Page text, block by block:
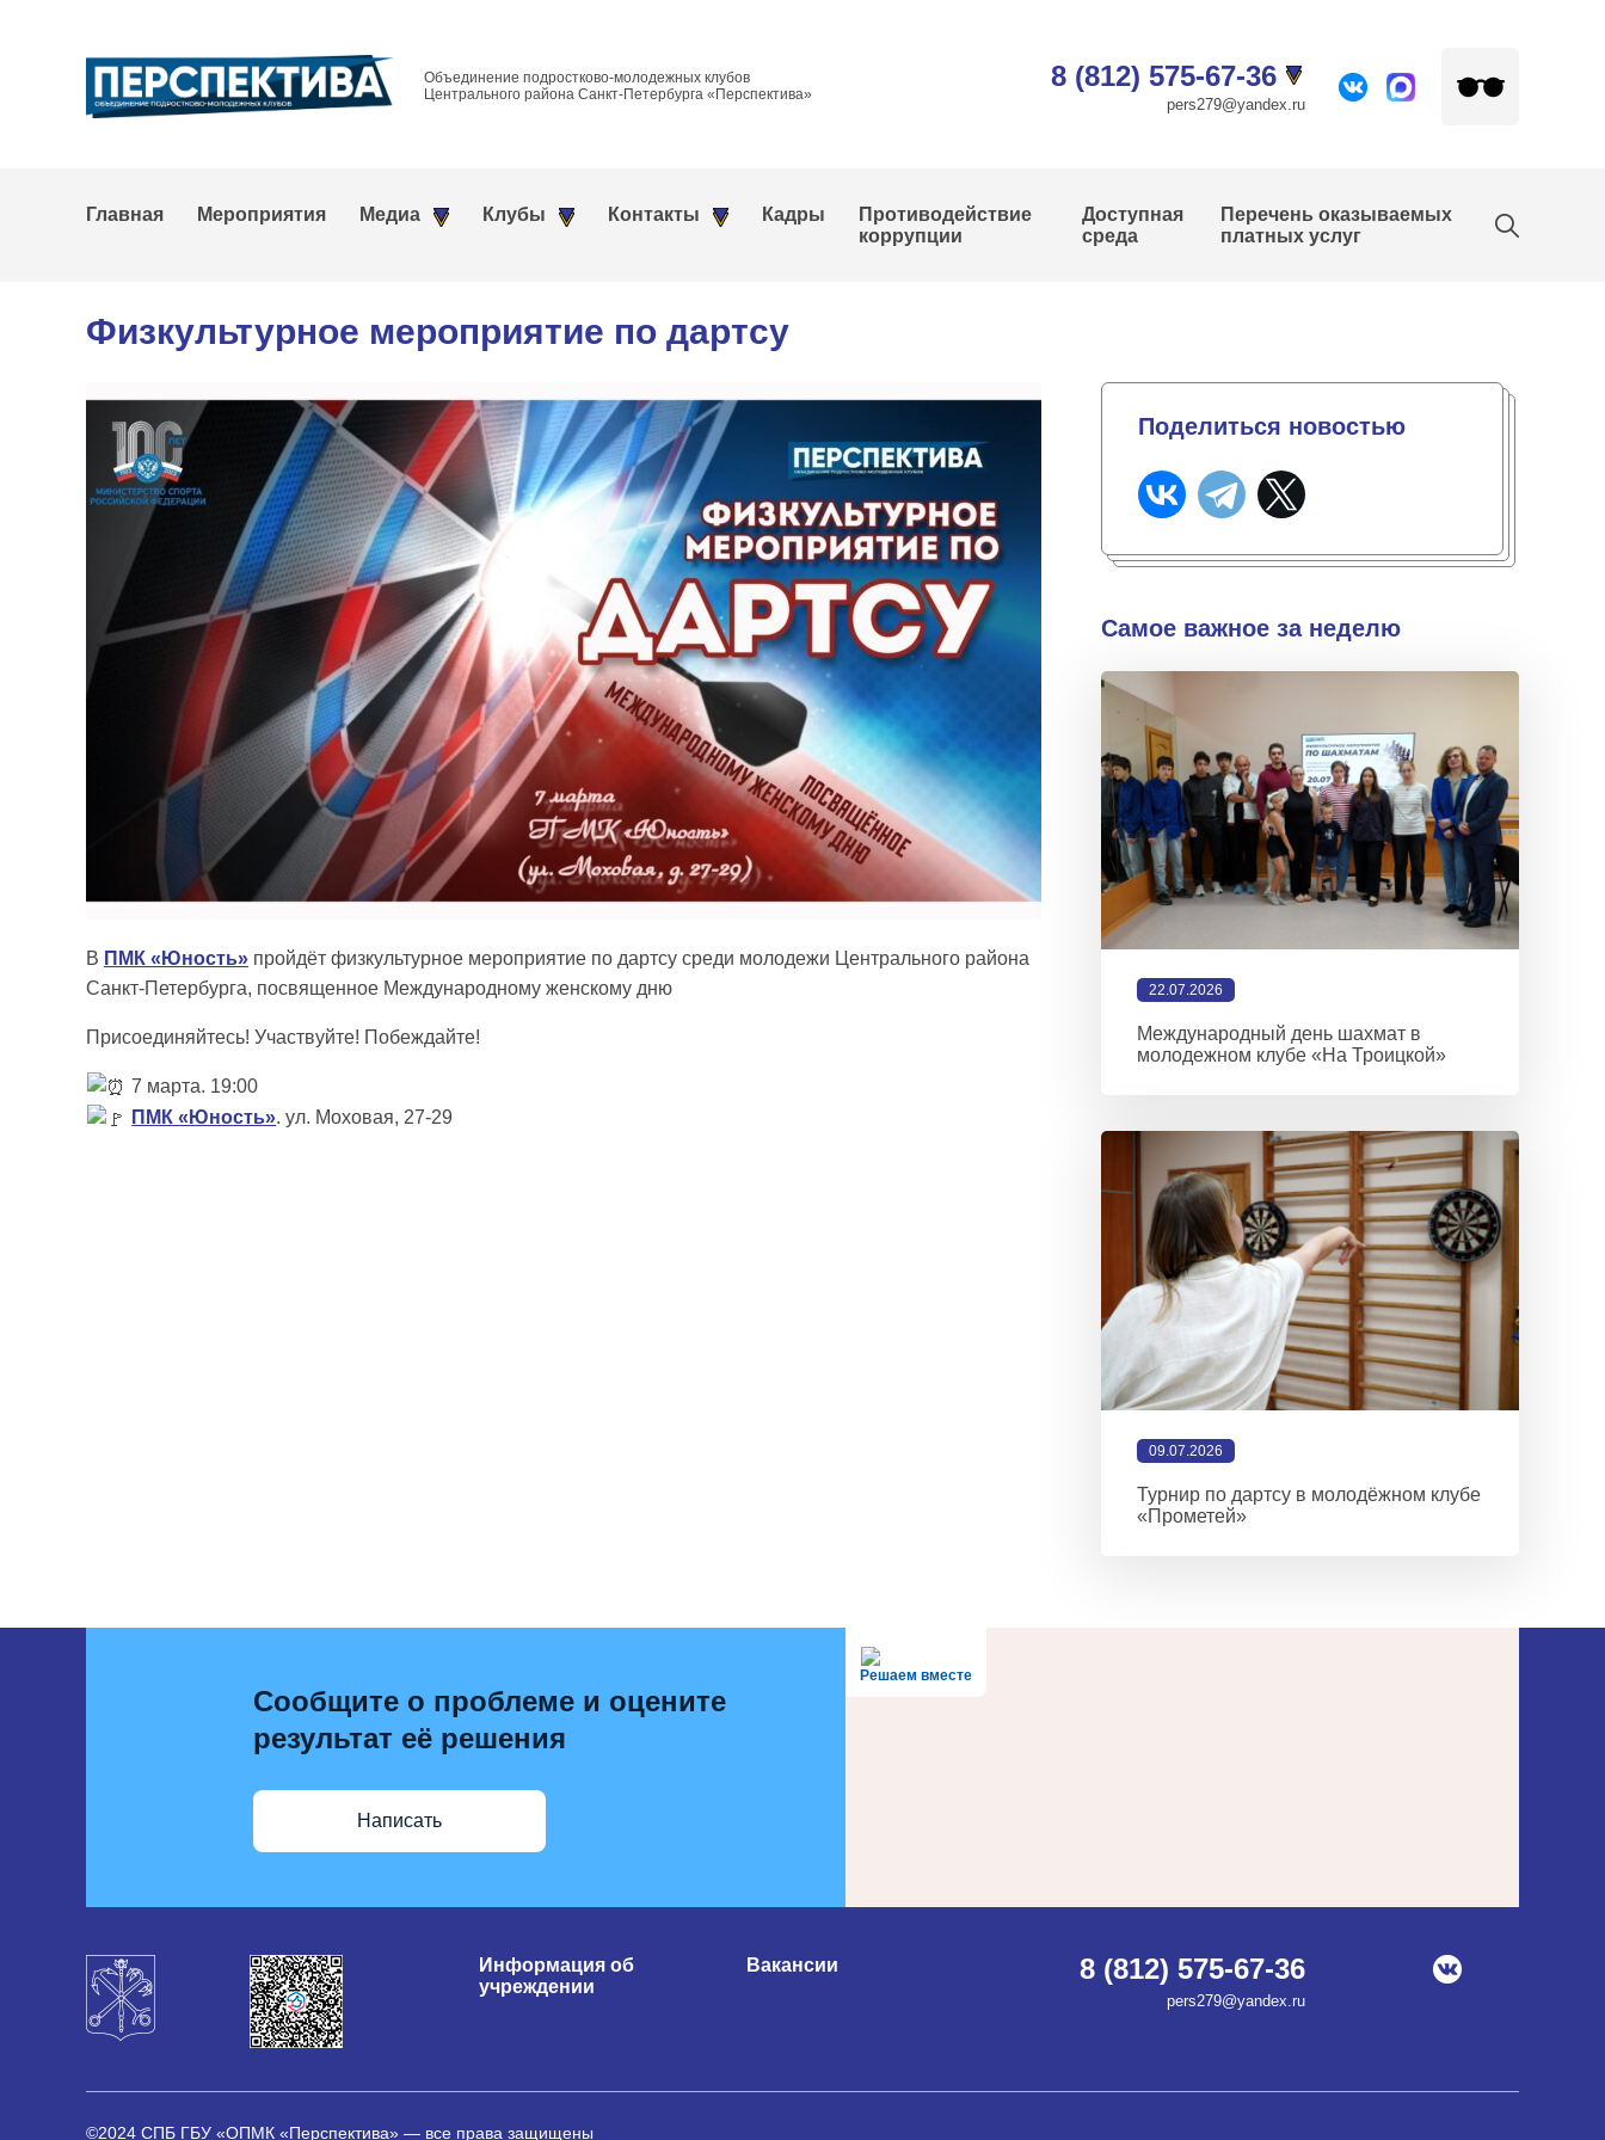
Объединение подростково-молодежных клубов
Центрального района Санкт-Петербурга «Перспектива»
8 (812) 575-67-36
pers279@yandex.ru
Главная Мероприятия Медиа Клубы Контакты Кадры
Противодействие
коррупции
Доступная
среда
Перечень оказываемых
платных услуг
Физкультурное мероприятие по дартсу
В ПМК «Юность» пройдёт физкультурное мероприятие по дартсу среди молодежи Центрального района
Санкт-Петербурга, посвященное Международному женскому дню
Присоединяйтесь! Участвуйте! Побеждайте!
7 марта. 19:00
ПМК «Юность». ул. Моховая, 27-29
Поделиться новостью
Самое важное за неделю
22.07.2026
Международный день шахмат в
молодежном клубе «На Троицкой»
09.07.2026
Турнир по дартсу в молодёжном клубе
«Прометей»
Решаем вместе
Сообщите о проблеме и оцените
результат её решения
Написать
Информация об
учреждении
Вакансии 8 (812) 575-67-36
pers279@yandex.ru
©2024 СПБ ГБУ «ОПМК «Перспектива» — все права защищены